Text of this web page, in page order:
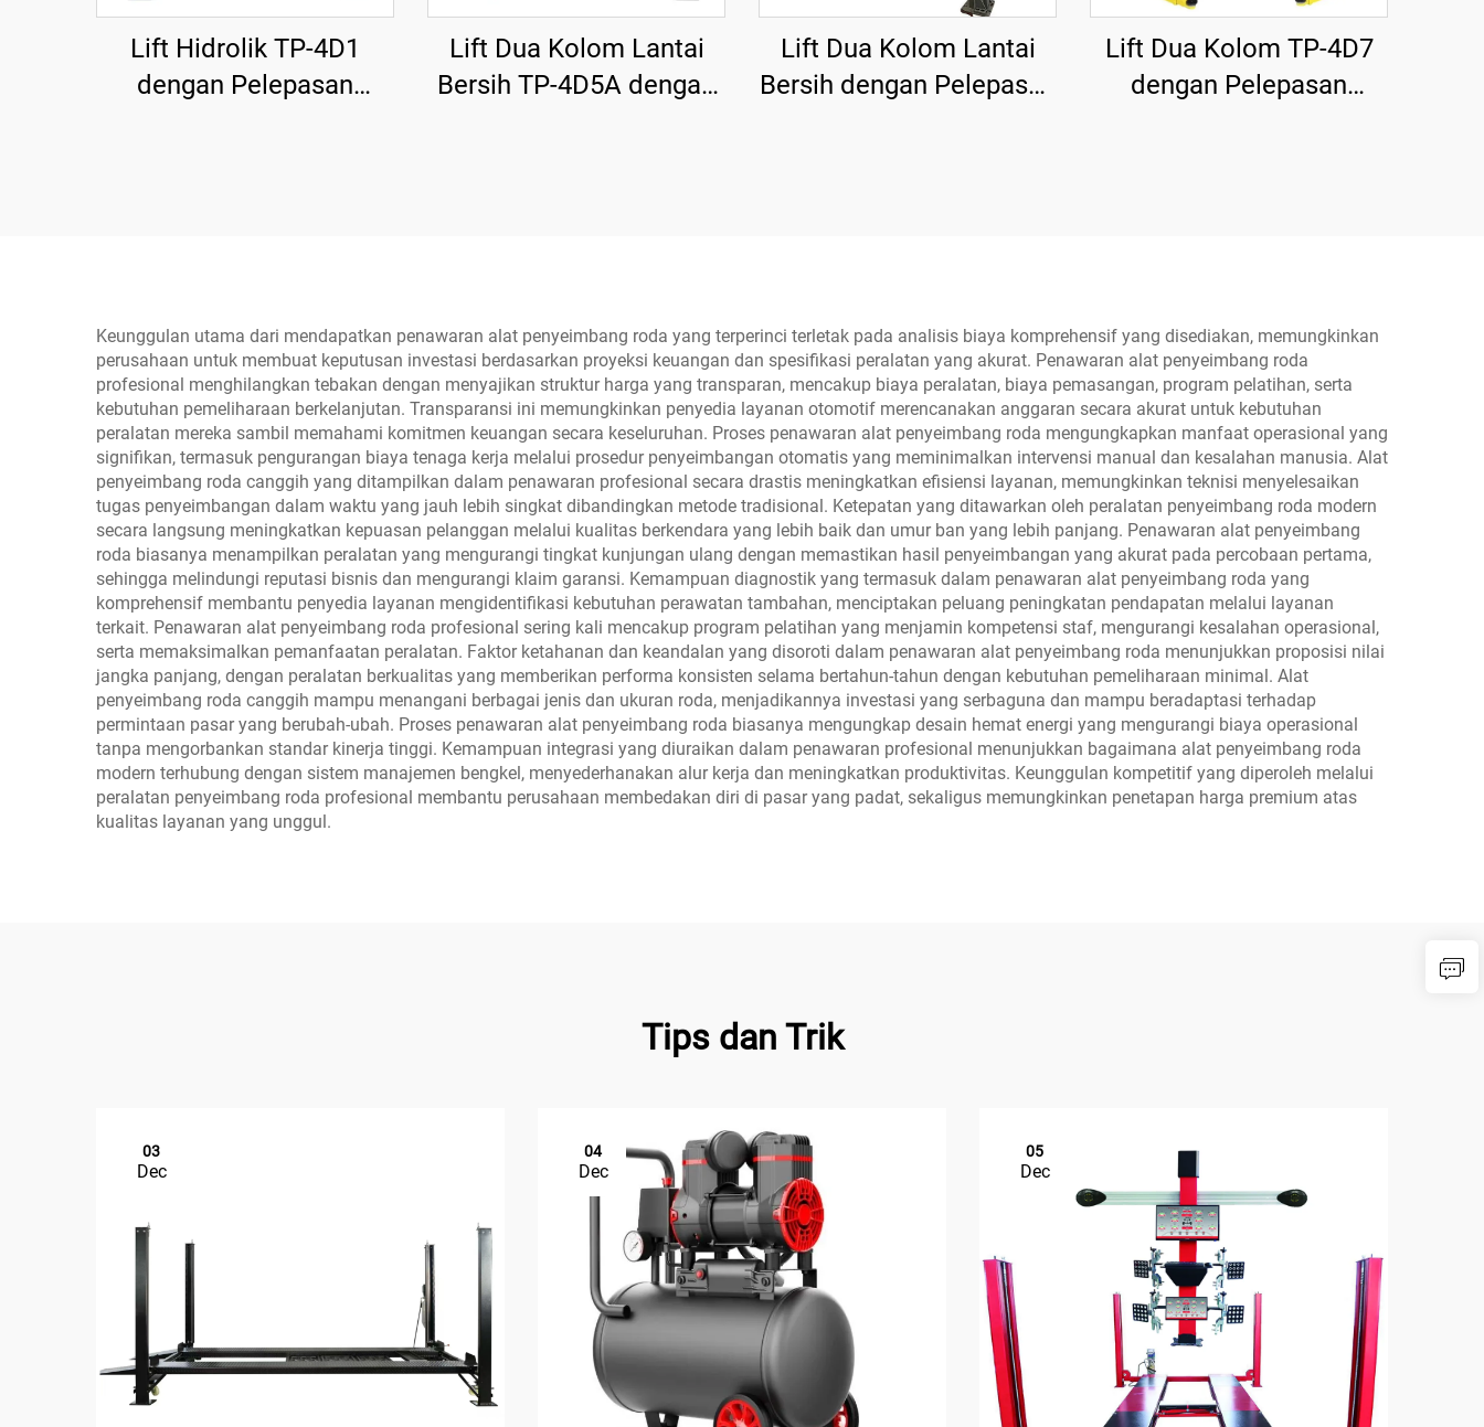
Lift Hidrolik TP-4D1
dengan Pelepasan
Lift Dua Kolom Lantai
Bersih TP-4D5A dengan
Lift Dua Kolom Lantai
Bersih dengan Pelepasan
Lift Dua Kolom TP-4D7
dengan Pelepasan
Keunggulan utama dari mendapatkan penawaran alat penyeimbang roda yang terperinci terletak pada analisis biaya komprehensif yang disediakan, memungkinkan
perusahaan untuk membuat keputusan investasi berdasarkan proyeksi keuangan dan spesifikasi peralatan yang akurat. Penawaran alat penyeimbang roda
profesional menghilangkan tebakan dengan menyajikan struktur harga yang transparan, mencakup biaya peralatan, biaya pemasangan, program pelatihan, serta
kebutuhan pemeliharaan berkelanjutan. Transparansi ini memungkinkan penyedia layanan otomotif merencanakan anggaran secara akurat untuk kebutuhan
peralatan mereka sambil memahami komitmen keuangan secara keseluruhan. Proses penawaran alat penyeimbang roda mengungkapkan manfaat operasional yang
signifikan, termasuk pengurangan biaya tenaga kerja melalui prosedur penyeimbangan otomatis yang meminimalkan intervensi manual dan kesalahan manusia. Alat
penyeimbang roda canggih yang ditampilkan dalam penawaran profesional secara drastis meningkatkan efisiensi layanan, memungkinkan teknisi menyelesaikan
tugas penyeimbangan dalam waktu yang jauh lebih singkat dibandingkan metode tradisional. Ketepatan yang ditawarkan oleh peralatan penyeimbang roda modern
secara langsung meningkatkan kepuasan pelanggan melalui kualitas berkendara yang lebih baik dan umur ban yang lebih panjang. Penawaran alat penyeimbang
roda biasanya menampilkan peralatan yang mengurangi tingkat kunjungan ulang dengan memastikan hasil penyeimbangan yang akurat pada percobaan pertama,
sehingga melindungi reputasi bisnis dan mengurangi klaim garansi. Kemampuan diagnostik yang termasuk dalam penawaran alat penyeimbang roda yang
komprehensif membantu penyedia layanan mengidentifikasi kebutuhan perawatan tambahan, menciptakan peluang peningkatan pendapatan melalui layanan
terkait. Penawaran alat penyeimbang roda profesional sering kali mencakup program pelatihan yang menjamin kompetensi staf, mengurangi kesalahan operasional,
serta memaksimalkan pemanfaatan peralatan. Faktor ketahanan dan keandalan yang disoroti dalam penawaran alat penyeimbang roda menunjukkan proposisi nilai
jangka panjang, dengan peralatan berkualitas yang memberikan performa konsisten selama bertahun-tahun dengan kebutuhan pemeliharaan minimal. Alat
penyeimbang roda canggih mampu menangani berbagai jenis dan ukuran roda, menjadikannya investasi yang serbaguna dan mampu beradaptasi terhadap
permintaan pasar yang berubah-ubah. Proses penawaran alat penyeimbang roda biasanya mengungkap desain hemat energi yang mengurangi biaya operasional
tanpa mengorbankan standar kinerja tinggi. Kemampuan integrasi yang diuraikan dalam penawaran profesional menunjukkan bagaimana alat penyeimbang roda
modern terhubung dengan sistem manajemen bengkel, menyederhanakan alur kerja dan meningkatkan produktivitas. Keunggulan kompetitif yang diperoleh melalui
peralatan penyeimbang roda profesional membantu perusahaan membedakan diri di pasar yang padat, sekaligus memungkinkan penetapan harga premium atas
kualitas layanan yang unggul.
Tips dan Trik
03
Dec
04
Dec
05
Dec